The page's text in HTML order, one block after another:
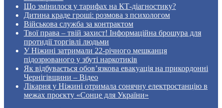
Що змінилося у тарифах на КТ-діагностику?
Дитина краде гроші: розмова з психологом
Військова служба за контрактом
Твої права – твій захист! Інформаційна брошура для
протидії торгівлі людьми
У Ніжині затримали 22-річного мешканця
підозрюваного у збуті наркотиків
Як відбувається обов’язкова евакуація на прикордонні
Чернігівщини – Відео
Лікарня у Ніжині отримала сонячну електростанцію в
межах проєкту «Сонце для України»